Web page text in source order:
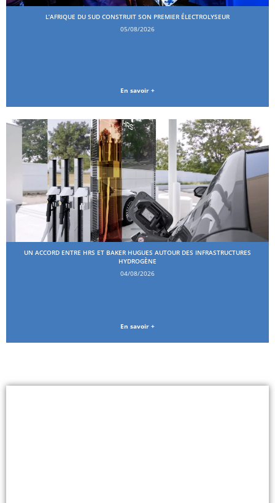
L’AFRIQUE DU SUD CONSTRUIT SON PREMIER ÉLECTROLYSEUR
05/08/2026
En savoir +
UN ACCORD ENTRE HRS ET BAKER HUGUES AUTOUR DES INFRASTRUCTURES
HYDROGÈNE
04/08/2026
En savoir +